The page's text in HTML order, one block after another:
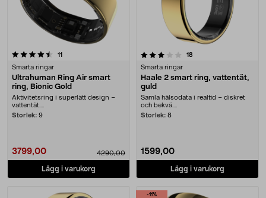
11
Smarta ringar
Ultrahuman Ring Air smart
ring, Bionic Gold
Aktivitetsring i superlätt design –
vattentät....
Storlek: 9
3799,00 4290,00
Lägg i varukorg
3.5 av 5 stjärnor 18
Smarta ringar
Haale 2 smart ring, vattentät,
guld
Samla hälsodata i realtid – diskret
och bekvä....
Storlek: 8
1599,00
Lägg i varukorg
-11%